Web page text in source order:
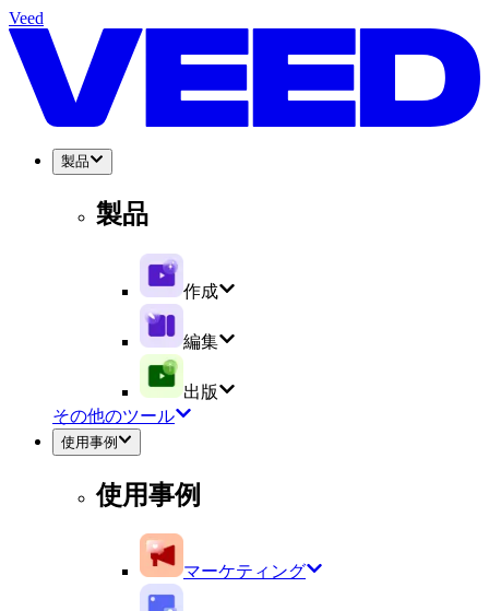
Veed
製品
製品
作成
編集
出版
その他のツール
使用事例
使用事例
マーケティング